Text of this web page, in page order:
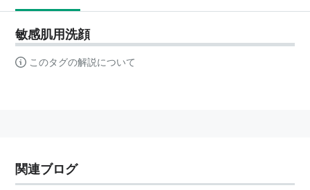
敏感肌用洗顔
このタグの解説について
関連ブログ